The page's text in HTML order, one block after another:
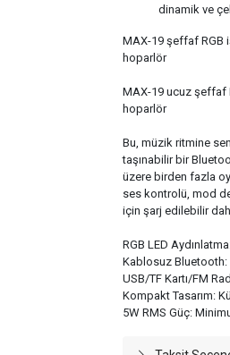
dinamik ve
MAX-19 şeffaf RGB
hoparlör
MAX-19 ucuz şeffaf
hoparlör
Bu, müzik ritmine
taşınabilir bir
üzere birden fazla
ses kontrolü, mod
için şarj edilebilir
RGB LED
Kablosuz Bluetooth:
USB/TF Kartı/FM
Kompakt Tasarım:
5W RMS Güç: